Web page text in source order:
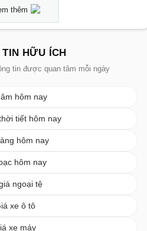
thêm
HỮU ÍCH
tin được quan tâm mỗi ngày
hôm nay
tiết hôm nay
hôm nay
hôm nay
ngoại tệ
xe ô tô
xe máy